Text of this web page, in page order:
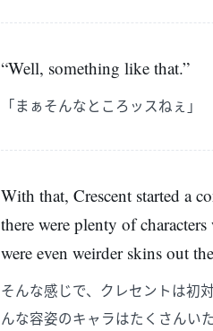
“Well, something like that.”
「まぁそんなところッスねぇ」
With that, Crescent started a
there were plenty of
were even weirder skins out
そんな感じで、クレセントは初
んな容姿のキャラはたくさんい